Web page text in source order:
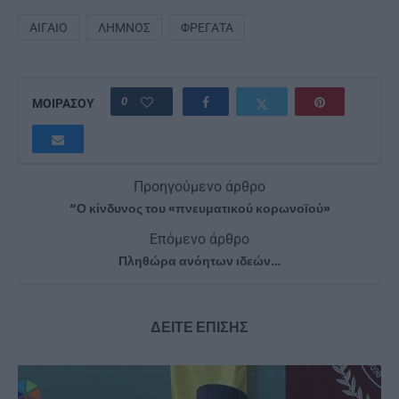
ΑΙΓΑΊΟ ΛΉΜΝΟΣ ΦΡΕΓΆΤΑ
ΜΟΙΡΑΣΟΥ 0
Προηγούμενο άρθρο
“Ο κίνδυνος του «πνευματικού κορωνοϊού»
Επόμενο άρθρο
Πληθώρα ανόητων ιδεών…
ΔΕΙΤΕ ΕΠΙΣΗΣ